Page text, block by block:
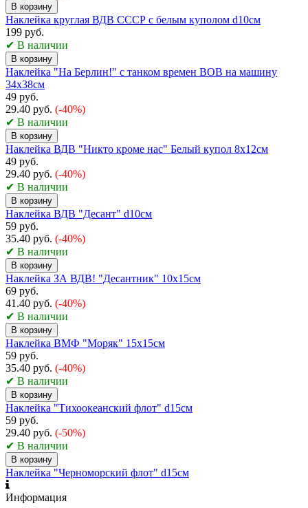
В корзину
Наклейка круглая ВДВ СССР с белым куполом d10см
199 руб.
✔ В наличии
В корзину
Наклейка "На Берлин!" с танком времен ВОВ на машину
34x38см
49 руб.
29.40 руб. (-40%)
✔ В наличии
В корзину
Наклейка ВДВ "Никто кроме нас" Белый купол 8х12см
49 руб.
29.40 руб. (-40%)
✔ В наличии
В корзину
Наклейка ВДВ "Десант" d10см
59 руб.
35.40 руб. (-40%)
✔ В наличии
В корзину
Наклейка ЗА ВДВ! "Десантник" 10х15см
69 руб.
41.40 руб. (-40%)
✔ В наличии
В корзину
Наклейка ВМФ "Моряк" 15х15см
59 руб.
35.40 руб. (-40%)
✔ В наличии
В корзину
Наклейка "Тихоокеанский флот" d15см
59 руб.
29.40 руб. (-50%)
✔ В наличии
В корзину
Наклейка "Черноморский флот" d15см
Информация